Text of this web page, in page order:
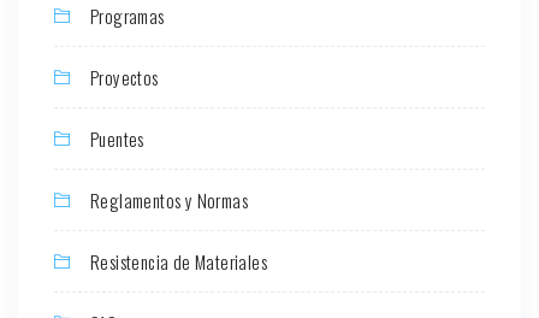
Programas
Proyectos
Puentes
Reglamentos y Normas
Resistencia de Materiales